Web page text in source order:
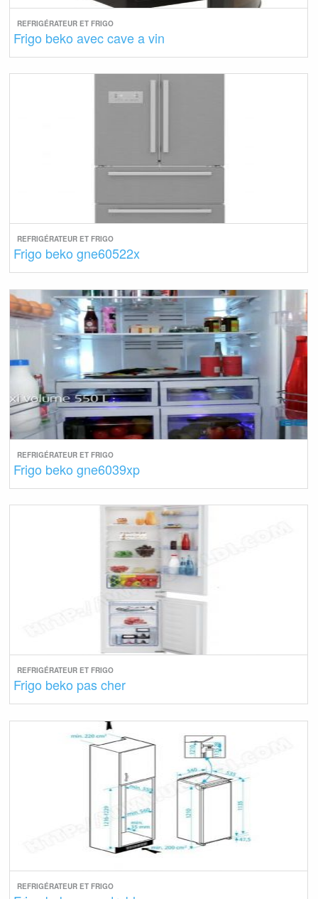
REFRIGÉRATEUR ET FRIGO
Frigo beko avec cave a vin
REFRIGÉRATEUR ET FRIGO
Frigo beko gne60522x
REFRIGÉRATEUR ET FRIGO
Frigo beko gne6039xp
REFRIGÉRATEUR ET FRIGO
Frigo beko pas cher
REFRIGÉRATEUR ET FRIGO